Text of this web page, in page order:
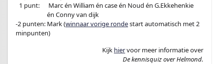
1 punt:
Marc én William én case én Noud én G.Ekkehenkie
én Conny van dijk
-2 punten: Mark (winnaar vorige rondestart automatisch met 2
minpunten)
Kijk hiervoor meer informatie over
De kennisquiz over Helmond.